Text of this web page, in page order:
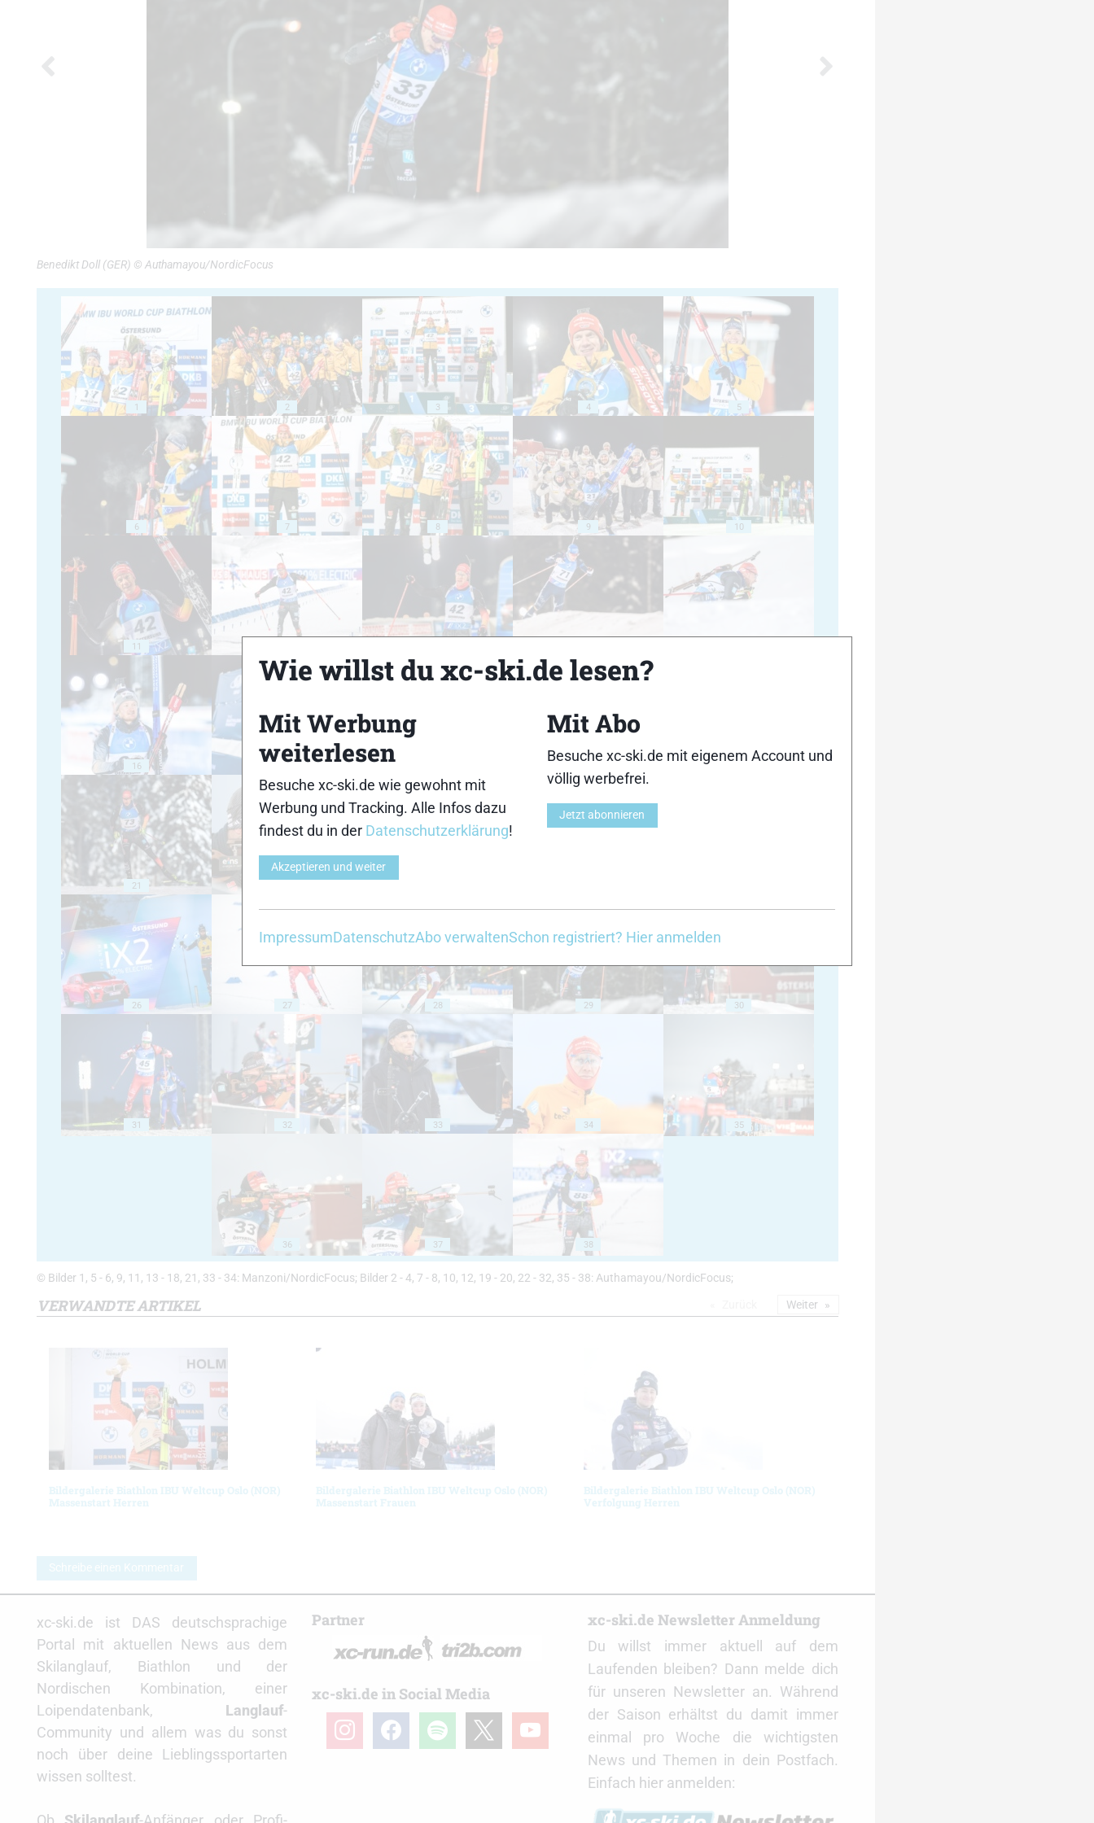
Benedikt Doll (GER) © Authamayou/NordicFocus
1 2 3 4 5
6 7 8 9 10
11
16 17
21
26 27 28 29 30
31 32 33 34 35
36 37 38
© Bilder 1, 5 - 6, 9, 11, 13 - 18, 21, 33 - 34: Manzoni/NordicFocus; Bilder 2 - 4, 7 - 8, 10, 12, 19 - 20, 22 - 32, 35 - 38: Authamayou/NordicFocus;
VERWANDTE ARTIKEL
Bildergalerie Biathlon IBU Weltcup Oslo (NOR)
Massenstart Herren
Bildergalerie Biathlon IBU Weltcup Oslo (NOR)
Massenstart Frauen
Bildergalerie Biathlon IBU Weltcup Oslo (NOR)
Verfolgung Herren
Weiter
Schreibe einen Kommentar
xc-ski.de ist DAS deutschsprachige
Portal mit aktuellen News aus dem
Skilanglauf, Biathlon und der
Nordischen Kombination, einer
Loipendatenbank, Langlauf-
Community und allem was du sonst
noch über deine Lieblingssportarten
wissen solltest.
Partner
xc-ski.de in Social Media
instagramfacebookspotify youtube
xc-ski.de Newsletter Anmeldung
Du willst immer aktuell auf dem
Laufenden bleiben? Dann melde dich
für unseren Newsletter an. Während
der Saison erhältst du damit immer
einmal pro Woche die wichtigsten
News und Themen in dein Postfach.
Einfach hier anmelden:
Wie willst du xc-ski.de lesen?
Mit Werbung
weiterlesen
Besuche xc-ski.de wie gewohnt mit
Werbung und Tracking. Alle Infos dazu
findest du in der Datenschutzerklärung!
Akzeptieren und weiter
Mit Abo
Besuche xc-ski.de mit eigenem Account und
völlig werbefrei.
Jetzt abonnieren
ImpressumDatenschutzAbo verwaltenSchon registriert? Hier anmelden